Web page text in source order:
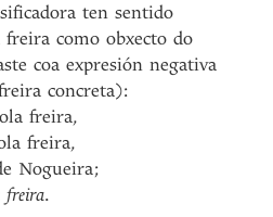
ten sentido
como obxecto do
coa expresión negativa
concreta):
freira,
freira,
Nogueira;
freira.